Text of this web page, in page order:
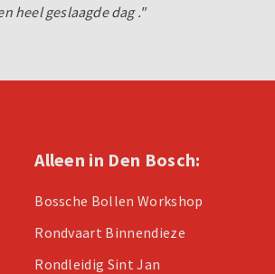
heel geslaagde dag ."
Alleen in Den Bosch:
Bossche Bollen Workshop
Rondvaart Binnendieze
Rondleidig Sint Jan